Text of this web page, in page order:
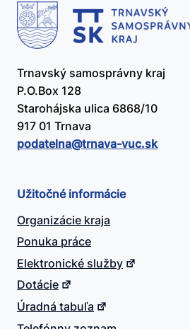
Trnavský samosprávny kraj
P.O.Box 128
Starohájska ulica 6868/10
917 01 Trnava
podatelna@​trnava-vuc.sk
Užitočné informácie
Organizácie kraja
Ponuka práce
Elektronické služby
Dotácie
Úradná tabuľa